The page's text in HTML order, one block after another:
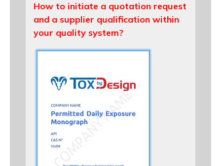
How to initiate a quotation request
and a supplier qualification within
your quality system?